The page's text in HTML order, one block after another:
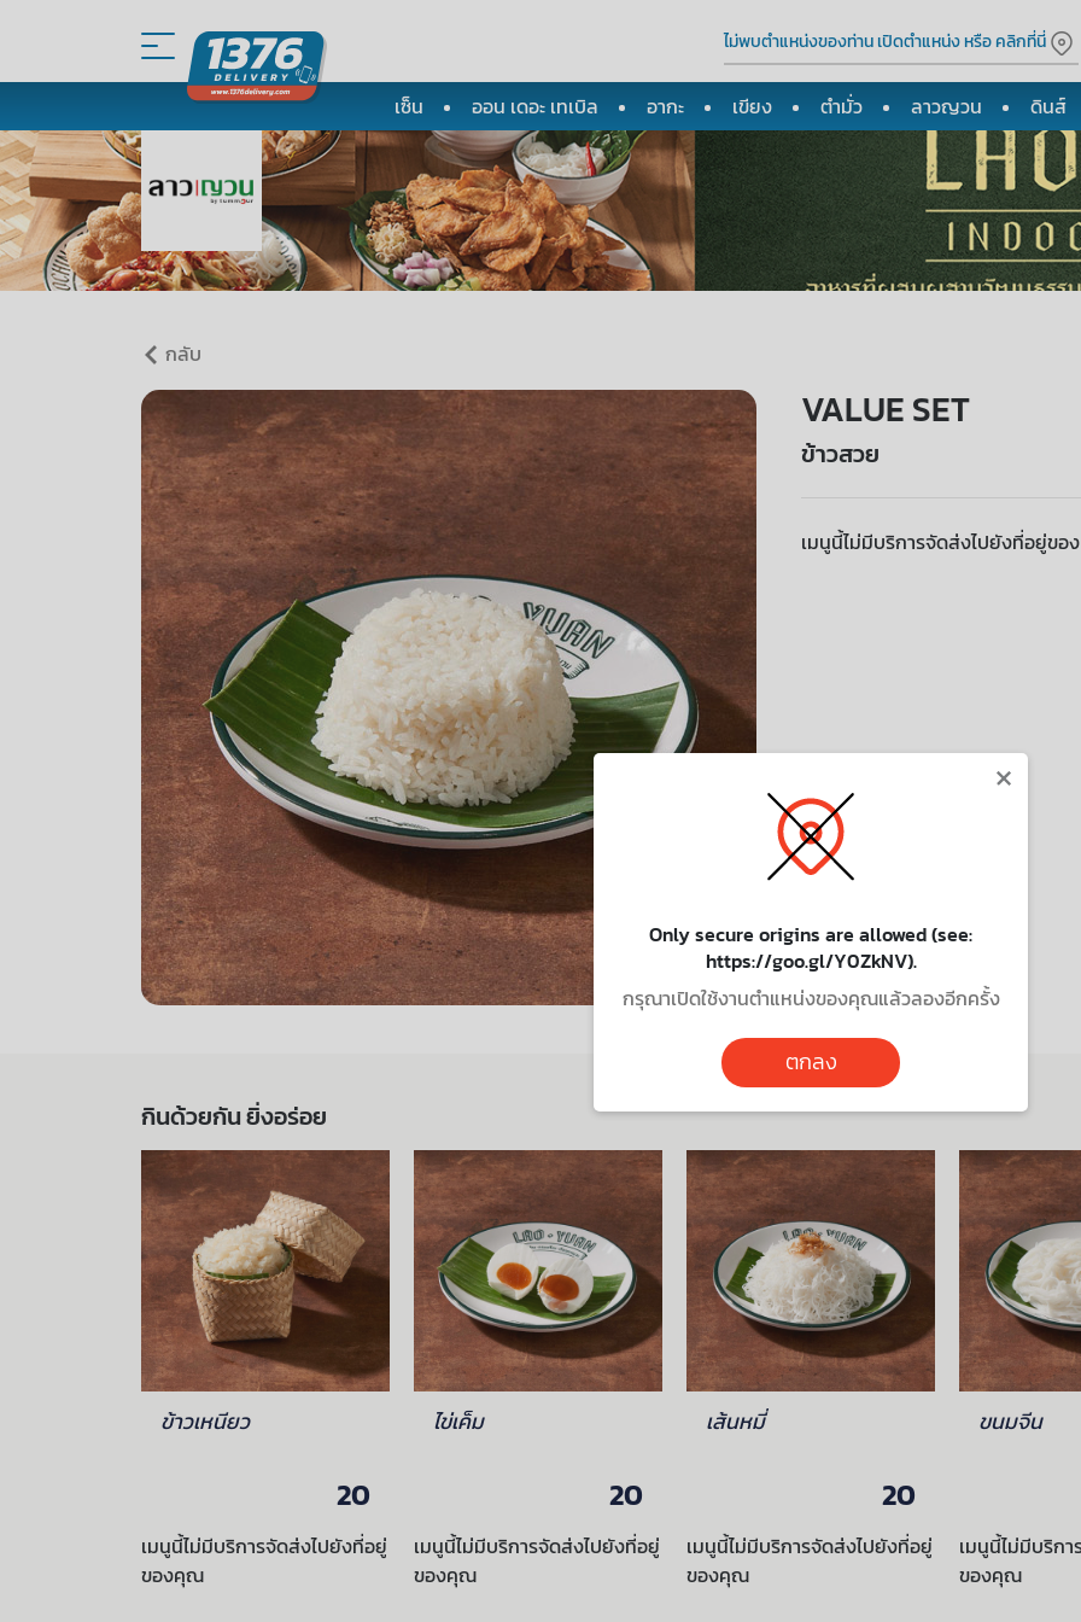
ไม่พบตำแหน่งของท่าน เปิดตำแหน่ง หรือ คลิกที่นี่
เซ็น ออน เดอะ เทเบิล อากะ เขียง ตำมั่ว ลาวญวน ดินส์
กลับ
VALUE SET
ข้าวสวย
เมนูนี้ไม่มีบริการจัดส่งไปยังที่อยู่ข
กินด้วยกัน ยิ่งอร่อย
ข้าวเหนียว
20
เมนูนี้ไม่มีบริการจัดส่งไปยังที่อยู่
ของคุณ
ไข่เค็ม
20
เมนูนี้ไม่มีบริการจัดส่งไปยังที่อยู่
ของคุณ
เส้นหมี่
20
เมนูนี้ไม่มีบริการจัดส่งไปยังที่อยู่
ของคุณ
ขนมจีน
เมนูนี้ไม่มีบริก
ของคุณ
×
Only secure origins are allowed (see:
https://goo.gl/Y0ZkNV).
กรุณาเปิดใช้งานตำแหน่งของคุณแล้วลองอีกครั้ง
ตกลง